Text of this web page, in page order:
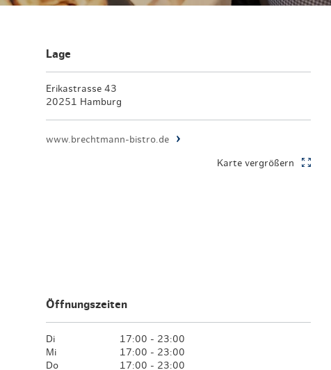
Lage
Erikastrasse 43
20251 Hamburg
www.brechtmann-bistro.de
Karte vergrößern
Öffnungszeiten
Di
17:00 - 23:00
Mi
17:00 - 23:00
Do
17:00 - 23:00